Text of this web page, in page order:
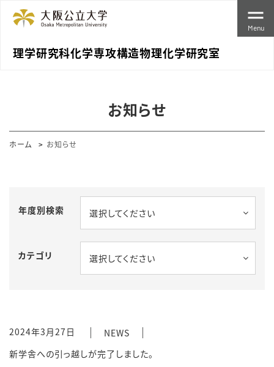
理学研究科化学専攻構造物理化学研究室
Menu
お知らせ
ホーム お知らせ
年度別検索 選択してください
カテゴリ 選択してください
2024年3月27日
NEWS
新学舎への引っ越しが完了しました。